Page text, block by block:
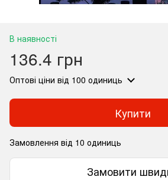
В наявності
136.4 грн
Оптові ціни від 100 одиниць
Купити
Замовлення від 10 одиниць
Замовити